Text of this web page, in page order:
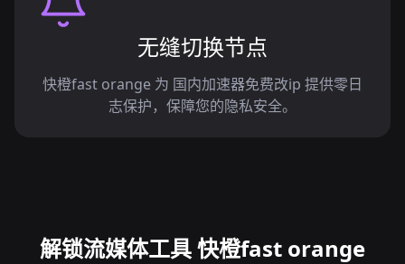
无缝切换节点
快橙fast orange 为 国内加速器免费改ip 提供零日
志保护，保障您的隐私安全。
解锁流媒体工具 快橙fast orange